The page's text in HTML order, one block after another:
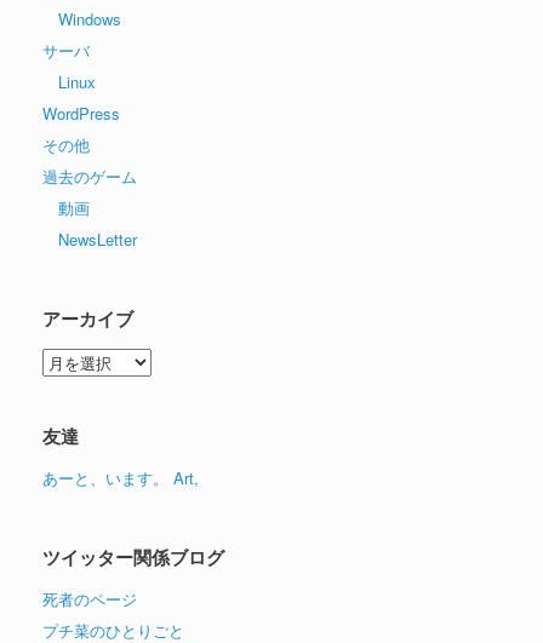
Windows
サーバ
Linux
WordPress
その他
過去のゲーム
動画
NewsLetter
アーカイブ
ア
ー
イ
ブ
友達
あーと、います。 Art,
ツイッター関係ブログ
死者のページ
プチ菜のひとりごと